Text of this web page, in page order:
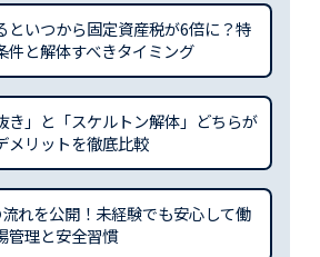
といつから固定資産税が6倍に？特
件と解体すべきタイミング
き」と「スケルトン解体」どちらが
メリットを徹底比較
れを公開！未経験でも安心して働
管理と安全習慣